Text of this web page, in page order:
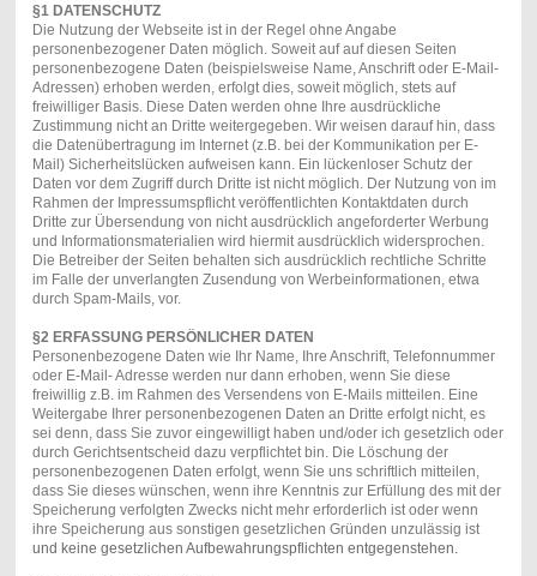
§1 DATENSCHUTZ
Die Nutzung der Webseite ist in der Regel ohne Angabe
personenbezogener Daten möglich. Soweit auf auf diesen Seiten
personenbezogene Daten (beispielsweise Name, Anschrift oder E-Mail-
Adressen) erhoben werden, erfolgt dies, soweit möglich, stets auf
freiwilliger Basis. Diese Daten werden ohne Ihre ausdrückliche
Zustimmung nicht an Dritte weitergegeben. Wir weisen darauf hin, dass
die Datenübertragung im Internet (z.B. bei der Kommunikation per E-
Mail) Sicherheitslücken aufweisen kann. Ein lückenloser Schutz der
Daten vor dem Zugriff durch Dritte ist nicht möglich. Der Nutzung von im
Rahmen der Impressumspflicht veröffentlichten Kontaktdaten durch
Dritte zur Übersendung von nicht ausdrücklich angeforderter Werbung
und Informationsmaterialien wird hiermit ausdrücklich widersprochen.
Die Betreiber der Seiten behalten sich ausdrücklich rechtliche Schritte
im Falle der unverlangten Zusendung von Werbeinformationen, etwa
durch Spam-Mails, vor.
§2 ERFASSUNG PERSÖNLICHER DATEN
Personenbezogene Daten wie Ihr Name, Ihre Anschrift, Telefonnummer
oder E-Mail- Adresse werden nur dann erhoben, wenn Sie diese
freiwillig z.B. im Rahmen des Versendens von E-Mails mitteilen. Eine
Weitergabe Ihrer personenbezogenen Daten an Dritte erfolgt nicht, es
sei denn, dass Sie zuvor eingewilligt haben und/oder ich gesetzlich oder
durch Gerichtsentscheid dazu verpflichtet bin. Die Löschung der
personenbezogenen Daten erfolgt, wenn Sie uns schriftlich mitteilen,
dass Sie dieses wünschen, wenn ihre Kenntnis zur Erfüllung des mit der
Speicherung verfolgten Zwecks nicht mehr erforderlich ist oder wenn
ihre Speicherung aus sonstigen gesetzlichen Gründen unzulässig ist
und keine gesetzlichen Aufbewahrungspflichten entgegenstehen.